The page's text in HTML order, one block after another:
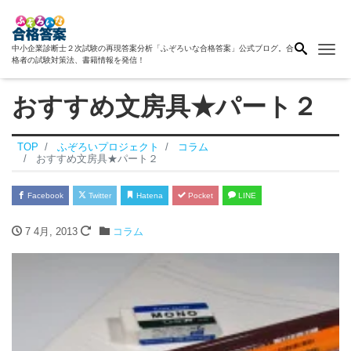
中小企業診断士２次試験の再現答案分析「ふぞろいな合格答案」公式ブログ。合
格者の試験対策法、書籍情報を発信！
おすすめ文房具★パート２
TOP ふぞろいプロジェクト
コラム
おすすめ文房具★パート２
Facebook Twitter Hatena Pocket LINE
7 4月, 2013 コラム